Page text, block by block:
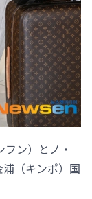
ン）とノ・
（キンポ）国